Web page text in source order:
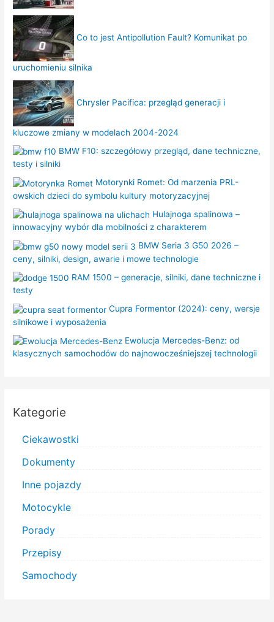
Co to jest Antipollution Fault? Komunikat po
uruchomieniu silnika
Chrysler Pacifica: przegląd generacji i
kluczowe zmiany w modelach 2004-2024
BMW F10: szczegółowy przegląd, dane techniczne,
testy i silniki
Motorynki Romet: Od marzenia PRL-
owskich dzieci do symbolu kultury motoryzacyjnej
Hulajnoga spalinowa –
innowacyjny wybór dla mobilności z charakterem
BMW Seria 3 G50 2026 –
ceny, silniki, design, awarie i mowe technologie
RAM 1500 – generacje, silniki, dane techniczne i
testy
Cupra Formentor (2024): ceny, wersje
silnikowe i wyposażenia
Ewolucja Mercedes-Benz: od
klasycznych samochodów do najnowocześniejszej technologii
Kategorie
Ciekawostki
Dokumenty
Inne pojazdy
Motocykle
Porady
Przepisy
Samochody